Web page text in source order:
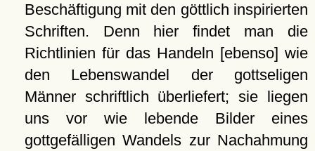
Beschäftigung mit den göttlich inspirierten
Schriften. Denn hier findet man die
Richtlinien für das Handeln [ebenso] wie
den Lebenswandel der gottseligen
Männer schriftlich überliefert; sie liegen
uns vor wie lebende Bilder eines
gottgefälligen Wandels zur Nachahmung